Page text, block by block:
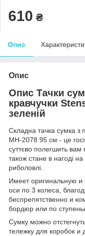
610 ₴
Опис
Опис
Опис Тачки
кравчучки
зеленій
Складна тачка сумка з
MH-2078 95 см - це
суттєво полегшить
також стане в нагоді на
риболовлі.
Имеет оригинальную и
оси по 3 колеса,
беспрепятственно и
бордюр или по
Сумку можно
тележку для коробок и